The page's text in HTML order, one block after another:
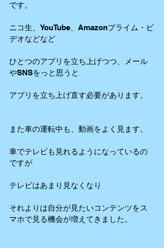
です。
ニコ生、YouTube、Amazonプライム・ビ
デオなどなど
ひとつのアプリを立ち上げつつ、メール
やSNSをっと思うと
アプリを立ち上げ直す必要があります。
また車の運転中も、動画をよく見ます。
車でテレビも見れるようになっているの
ですが
テレビはあまり見なくなり
それよりは自分が見たいコンテンツをス
マホで見る機会が増えてきました。